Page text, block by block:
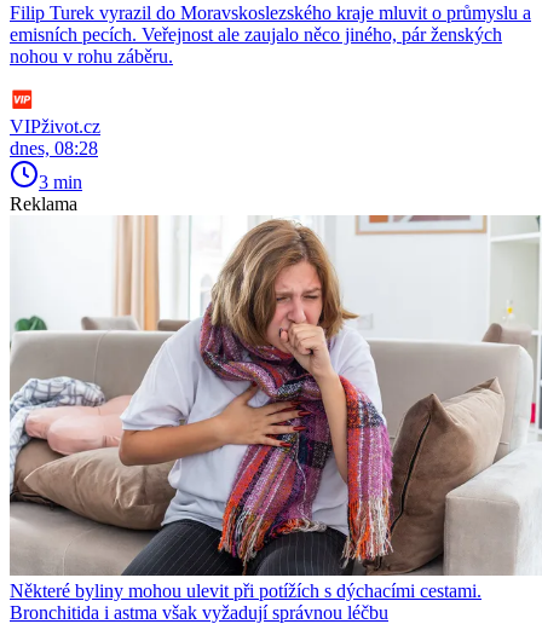
Filip Turek vyrazil do Moravskoslezského kraje mluvit o průmyslu a
emisních pecích. Veřejnost ale zaujalo něco jiného, pár ženských
nohou v rohu záběru.
VIPživot.cz
dnes, 08:28
3 min
Reklama
Některé byliny mohou ulevit při potížích s dýchacími cestami.
Bronchitida i astma však vyžadují správnou léčbu